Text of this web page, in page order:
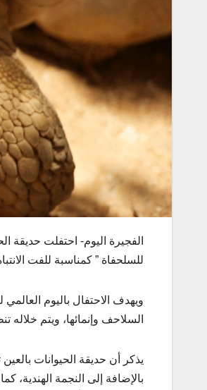
الفجيرة اليوم- احتفلت حديقة
للسلحفاة ” كمناسبة للفت
السلاحف وإنمائها، ويتم خلاله